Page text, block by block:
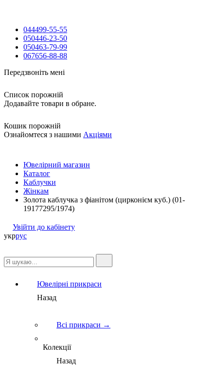
044499-55-55
050446-23-50
050463-79-99
067656-88-88
Передзвоніть мені
Список порожній
Додавайте товари в обране.
Кошик порожній
Ознайомтеся з нашими Акціями
Ювелірний магазин
Каталог
Каблучки
Жінкам
Золота каблучка з фіанітом (цирконієм куб.) (01-
19177295/1974)
Увійти до кабінету
укррус
Ювелірні прикраси
Назад
Всі прикраси →
Колекції
Назад